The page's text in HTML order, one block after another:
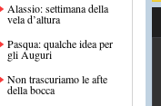
Alassio: settimana della
vela d’altura
Pasqua: qualche idea per
gli Auguri
Non trascuriamo le afte
della bocca